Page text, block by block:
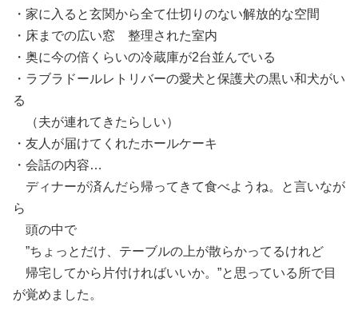
・家に入ると玄関から全て仕切りのない解放的な空間
・床までの広い窓 整理された室内
・奥に今の倍くらいの冷蔵庫が2台並んでいる
・ラブラドールレトリバーの愛犬と保護犬の黒い和犬がい
る
（夫が連れてきたらしい）
・友人が届けてくれたホールケーキ
・会話の内容…
ディナーが済んだら帰ってきて食べようね。と言いなが
ら
頭の中で
”ちょっとだけ、テーブルの上が散らかってるけれど
帰宅してから片付ければいいか。”と思っている所で目
が覚めました。